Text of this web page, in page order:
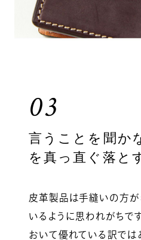
03
言うことを聞か
を真っ直ぐ落と
皮革製品は手縫いの方が
いるように思われがちで
おいて優れている訳では